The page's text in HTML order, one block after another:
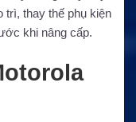
trì, thay thế phụ kiện
khi nâng cấp.